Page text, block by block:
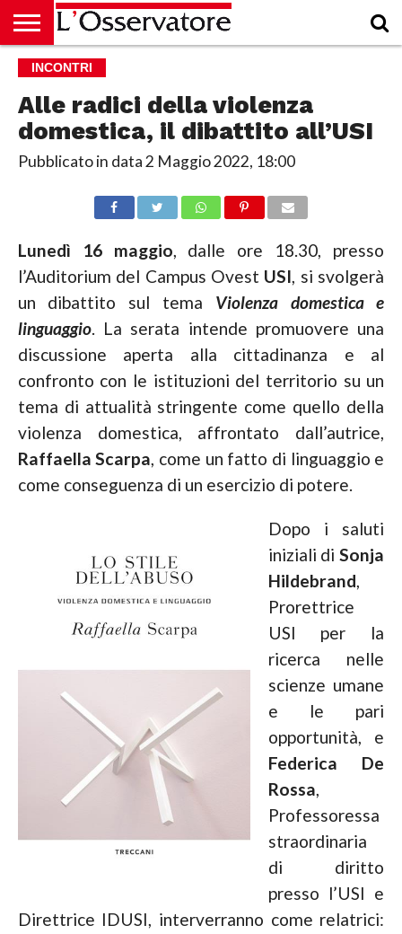
HOME
CULTURA
ECONOMIA
RUBRICHE
ARCHIVIO
PODCAST
ABBONAMENTO
CHI
ACCEDI
INCONTRI
Alle radici della violenza
domestica, il dibattito all’USI
Pubblicato in data2 Maggio 2022, 18:00
Lunedì 16 maggio, dalle ore 18.30, presso
l’Auditorium del Campus Ovest USI, si svolgerà
un dibattito sul tema
Violenza domestica e
linguaggio. La serata intende promuovere una
discussione aperta alla cittadinanza e al
confronto con le istituzioni del territorio su un
tema di attualità stringente come quello della
violenza domestica, affrontato dall’autrice,
Raffaella Scarpa, come un fatto di linguaggio e
come conseguenza di un esercizio di potere.
Dopo i saluti
iniziali diSonja
Hildebrand,
Prorettrice
USI per la
ricerca nelle
scienze umane
e le pari
opportunità, e
Federica De
Rossa,
Professoressa
straordinaria
di diritto
presso l’USI e
Direttrice IDUSI, interverranno come relatrici: